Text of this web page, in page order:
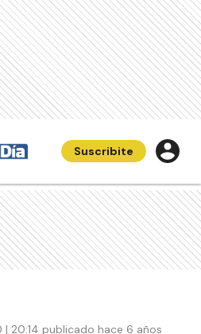
Suscribite
20:14 publicado hace 6 años